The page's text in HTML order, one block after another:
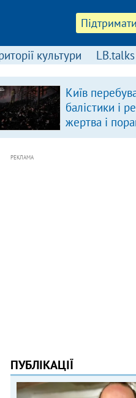
Підтримати
культури LB.talks
Київ
балістики і
жертва і
РЕКЛАМА
ПУБЛІКАЦІЇ